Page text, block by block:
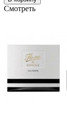
Смотреть